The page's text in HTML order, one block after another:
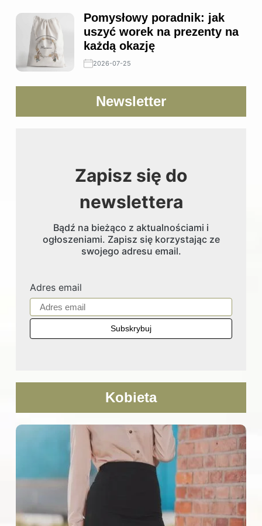
Pomysłowy poradnik: jak
uszyć worek na prezenty na
każdą okazję
2026-07-25
Newsletter
Zapisz się do
newslettera
Bądź na bieżąco z aktualnościami i
ogłoszeniami. Zapisz się korzystając ze
swojego adresu email.
Adres email
Kobieta